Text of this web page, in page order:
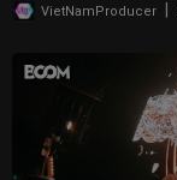
VietNamProducer